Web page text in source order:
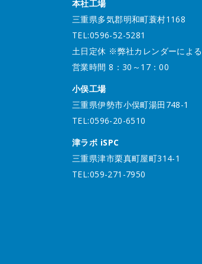
本社工場
三重県多気郡明和町蓑村1168
TEL:0596-52-5281
土日定休 ※弊社カレンダーによる
営業時間 8：30～17：00
小俣工場
三重県伊勢市小俣町湯田748-1
TEL:0596-20-6510
津ラボ iSPC
三重県津市栗真町屋町314-1
TEL:059-271-7950